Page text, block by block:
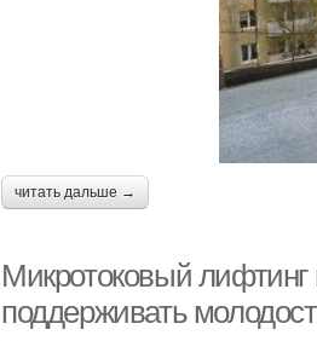
читать дальше →
Микротоковый
поддерживать